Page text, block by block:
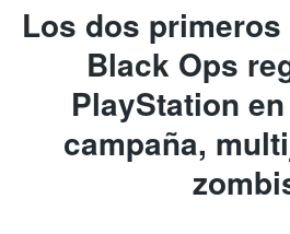
Los dos
Black Ops
PlayStation
campaña,